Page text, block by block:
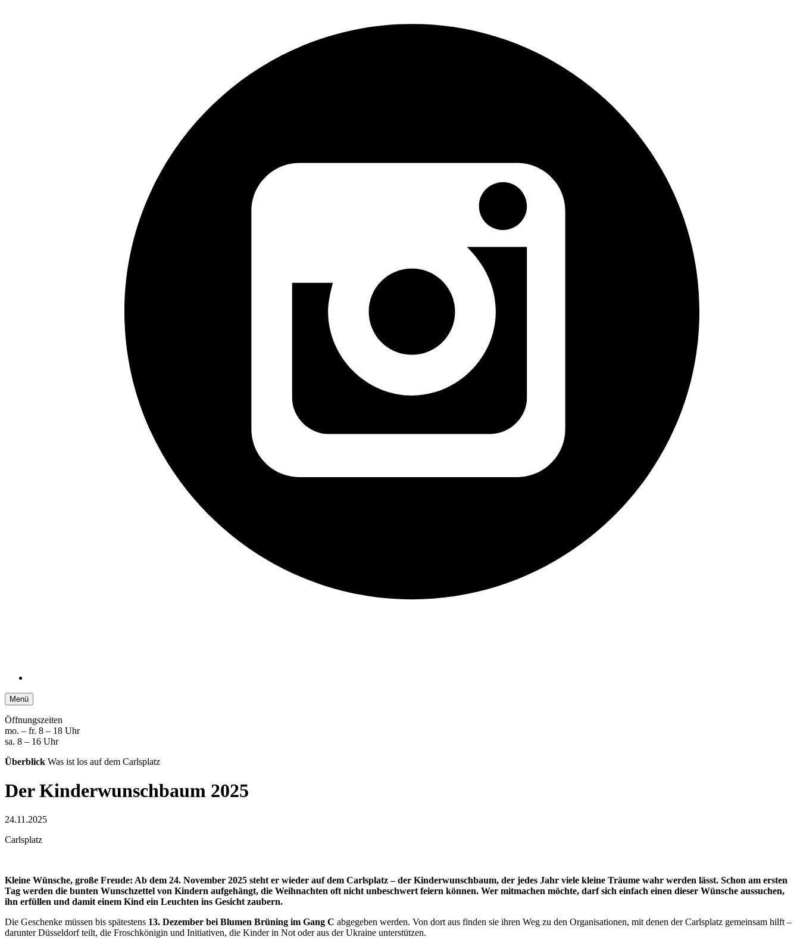
Menü
Öffnungszeiten
mo. – fr. 8 – 18 Uhr
sa. 8 – 16 Uhr
Überblick Was ist los auf dem Carlsplatz
Der Kinderwunschbaum 2025
24.11.2025
Carlsplatz
Kleine Wünsche, große Freude: Ab dem 24. November 2025 steht er wieder auf dem Carlsplatz – der Kinderwunschbaum, der jedes Jahr viele kleine Träume wahr werden lässt. Schon am ersten
Tag werden die bunten Wunschzettel von Kindern aufgehängt, die Weihnachten oft nicht unbeschwert feiern können. Wer mitmachen möchte, darf sich einfach einen dieser Wünsche aussuchen,
ihn erfüllen und damit einem Kind ein Leuchten ins Gesicht zaubern.
Die Geschenke müssen bis spätestens 13. Dezember bei Blumen Brüning im Gang C abgegeben werden. Von dort aus finden sie ihren Weg zu den Organisationen, mit denen der Carlsplatz gemeinsam hilft –
darunter Düsseldorf teilt, die Froschkönigin und Initiativen, die Kinder in Not oder aus der Ukraine unterstützen.